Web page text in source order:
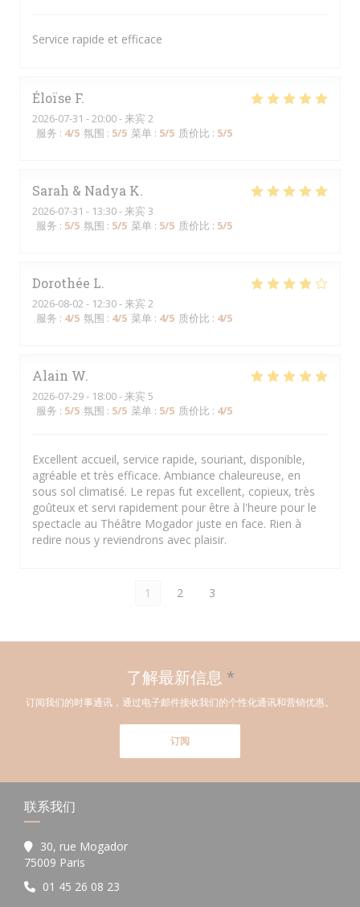
Service rapide et efficace
Éloïse F
2026-07-31 - 20:00 - 来宾 2
服务 : 4/5 氛围 : 5/5 菜单 : 5/5 质价比 : 5/5
Sarah & Nadya K
2026-07-31 - 13:30 - 来宾 3
服务 : 5/5 氛围 : 5/5 菜单 : 5/5 质价比 : 5/5
Dorothée L
2026-08-02 - 12:30 - 来宾 2
服务 : 4/5 氛围 : 4/5 菜单 : 4/5 质价比 : 4/5
Alain W
2026-07-29- 18:00 - 来宾 5
服务 : 5/5 氛围 : 5/5 菜单 : 5/5 质价比 : 4/5
Excellent accueil, service rapide, souriant, disponible,
agréable et très efficace. Ambiance chaleureuse, en
sous sol climatisé. Le repas fut excellent, copieux, très
goûteux et servi rapidement pour être à l'heure pour le
spectacle au Théâtre Mogador juste en face. Rien à
redire nous y reviendrons avec plaisir.
1 2 3
了解最新信息 *
订阅我们的时事通讯，通过电子邮件接收我们的个性化通讯和营销优惠。
订阅
联系我们
30, rue Mogador
75009 Paris
01 45 26 08 23